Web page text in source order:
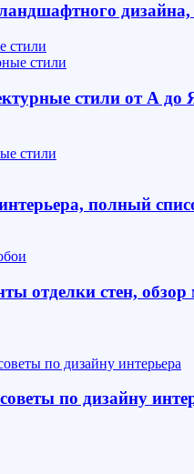
дизайна,
стили
стили от А до
стили
полный
отделки стен, обзор
по дизайну